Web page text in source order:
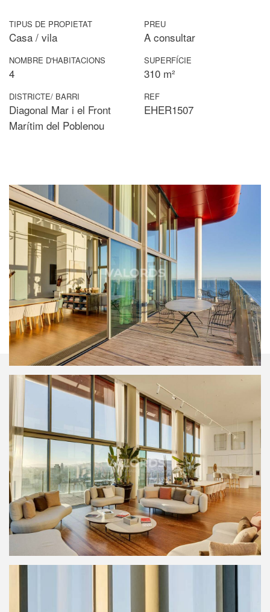
TIPUS DE PROPIETAT
Casa / vila
PREU
A consultar
NOMBRE D'HABITACIONS
4
SUPERFÍCIE
310 m²
DISTRICTE/ BARRI
Diagonal Mar i el Front
Marítim del Poblenou
REF
EHER1507